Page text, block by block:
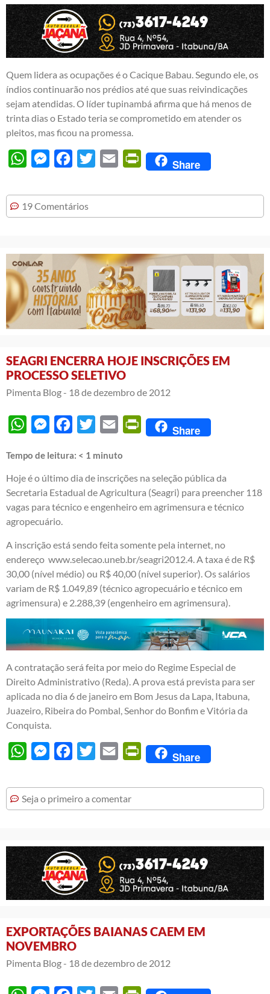
Quem lidera as ocupações é o Cacique Babau. Segundo ele, os
índios continuarão nos prédios até que suas reivindicações
sejam atendidas. O líder tupinambá afirma que há menos de
trinta dias o Estado teria se comprometido em atender os
pleitos, mas ficou na promessa.
WhatsAppMessengerFacebook
Twitter Email PrintFriendly
Share
19 Comentários
SEAGRI ENCERRA HOJE INSCRIÇÕES EM
PROCESSO SELETIVO
Pimenta Blog - 18 de dezembro de 2012
WhatsAppMessengerFacebook
Twitter Email PrintFriendly
Share
Tempo de leitura: < 1 minuto
Hoje é o último dia de inscrições na seleção pública da
Secretaria Estadual de Agricultura (Seagri) para preencher 118
vagas para técnico e engenheiro em agrimensura e técnico
agropecuário.
A inscrição está sendo feita somente pela internet, no
endereço www.selecao.uneb.br/seagri2012.4. A taxa é de R$
30,00 (nível médio) ou R$ 40,00 (nível superior). Os salários
variam de R$ 1.049,89 (técnico agropecuário e técnico em
agrimensura) e 2.288,39 (engenheiro em agrimensura).
A contratação será feita por meio do Regime Especial de
Direito Administrativo (Reda). A prova está prevista para ser
aplicada no dia 6 de janeiro em Bom Jesus da Lapa, Itabuna,
Juazeiro, Ribeira do Pombal, Senhor do Bonfim e Vitória da
Conquista.
WhatsAppMessengerFacebook
Twitter Email PrintFriendly
Share
Seja o primeiro a comentar
EXPORTAÇÕES BAIANAS CAEM EM
NOVEMBRO
Pimenta Blog - 18 de dezembro de 2012